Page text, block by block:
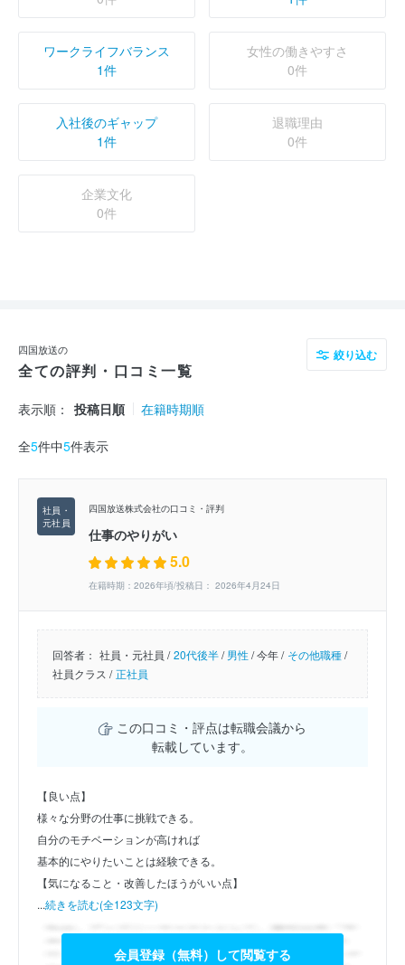
ワークライフバランス
1件
女性の働きやすさ
0件
入社後のギャップ
1件
退職理由
0件
企業文化
0件
四国放送の
全ての評判・口コミ一覧
絞り込む
表示順： 投稿日順 在籍時期順
全5件中5件表示
四国放送株式会社の口コミ・評判
仕事のやりがい
5.0
在籍時期：2026年頃/投稿日： 2026年4月24日
回答者： 社員・元社員 / 20代後半/男性/今年 / その他職種/
社員クラス / 正社員
この口コミ・評点は転職会議から
転載しています。
【良い点】
様々な分野の仕事に挑戦できる。
自分のモチベーションが高ければ
基本的にやりたいことは経験できる。
【気になること・改善したほうがいい点】
...続きを読む(全123文字)
会員登録（無料）して閲覧する